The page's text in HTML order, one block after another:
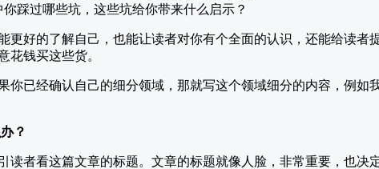
踩过哪些坑，这些坑给你带来什么启示？
更好的了解自己，也能让读者对你有个全面的认识，还能给读者
花钱买这些货。
你已经确认自己的细分领域，那就写这个领域细分的内容，例如
？
读者看这篇文章的标题。文章的标题就像人脸，非常重要，也决